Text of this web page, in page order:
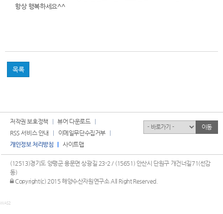
항상 행복하세요^^
목록
저작권 보호정책
뷰어 다운로드
RSS 서비스 안내
이메일무단수집거부
개인정보 처리방침
사이트맵
(12513)경기도 양평군 용문면 상광길 23-2 / (15651) 안산시 단원구 개건너길71(선감
동)
관리자 로그인
Copyright(c) 2015 해양수산자원연구소 All Right Reserved.
유관기관 이동
WAS2